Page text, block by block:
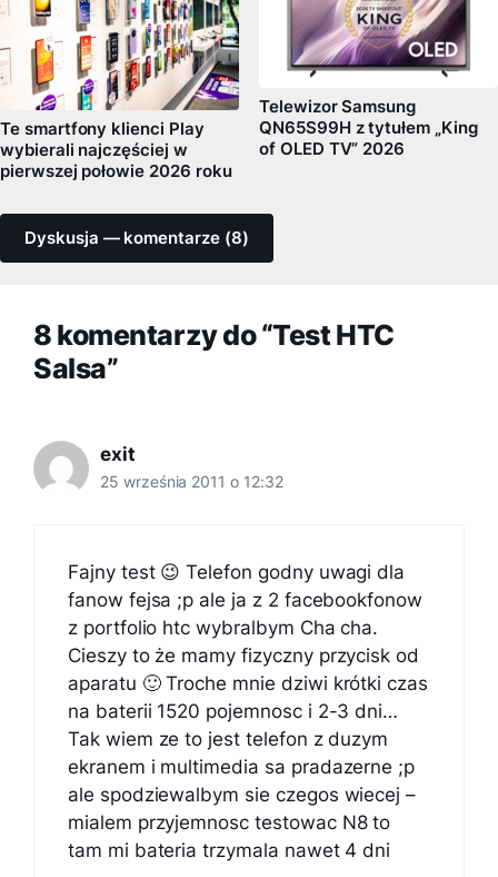
Te smartfony klienci Play
wybierali najczęściej w
pierwszej połowie 2026 roku
Telewizor Samsung
QN65S99H z tytułem „King
of OLED TV” 2026
Dyskusja — komentarze (8)
8 komentarzy do “Test HTC
Salsa”
exit
25 września 2011 o 12:32
Fajny test 😉 Telefon godny uwagi dla
fanow fejsa ;p ale ja z 2 facebookfonow
z portfolio htc wybralbym Cha cha.
Cieszy to że mamy fizyczny przycisk od
aparatu 🙂 Troche mnie dziwi krótki czas
na baterii 1520 pojemnosc i 2-3 dni…
Tak wiem ze to jest telefon z duzym
ekranem i multimedia sa pradazerne ;p
ale spodziewalbym sie czegos wiecej –
mialem przyjemnosc testowac N8 to
tam mi bateria trzymala nawet 4 dni